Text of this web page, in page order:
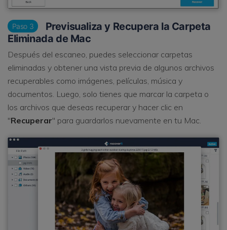
Paso 3
Previsualiza y Recupera la Carpeta
Eliminada de Mac
Después del escaneo, puedes seleccionar carpetas
eliminadas y obtener una vista previa de algunos archivos
recuperables como imágenes, películas, música y
documentos. Luego, solo tienes que marcar la carpeta o
los archivos que deseas recuperar y hacer clic en
"Recuperar" para guardarlos nuevamente en tu Mac.